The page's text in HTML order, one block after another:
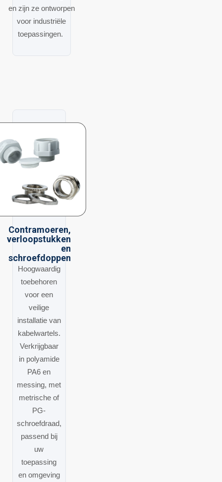
en zijn ze ontworpen
voor industriële
toepassingen.
Contramoeren,
verloopstukken
en
schroefdoppen
Hoogwaardig
toebehoren
voor een
veilige
installatie van
kabelwartels.
Verkrijgbaar
in polyamide
PA6 en
messing, met
metrische of
PG-
schroefdraad,
passend bij
uw
toepassing
en omgeving